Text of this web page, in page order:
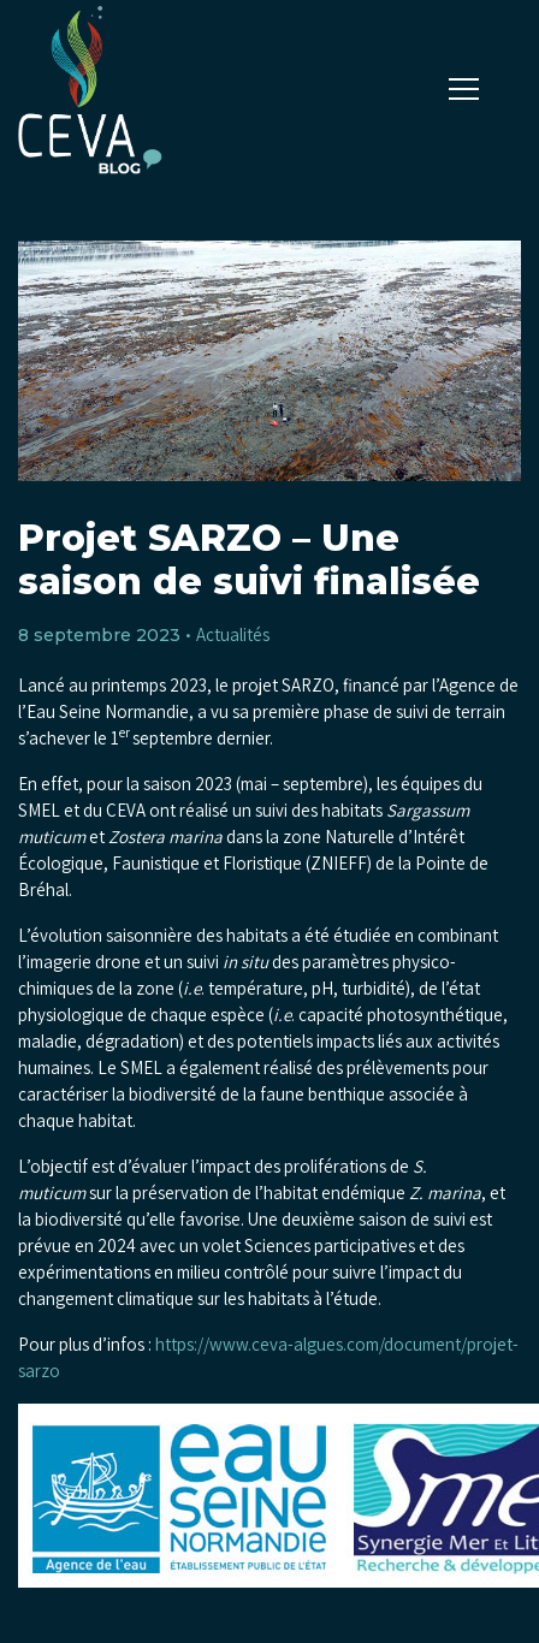
Projet SARZO – Une
saison de suivi finalisée
8 septembre 2023 • Actualités
Lancé au printemps 2023, le projet SARZO, financé par l’Agence de
l’Eau Seine Normandie, a vu sa première phase de suivi de terrain
s’achever le 1erseptembre dernier.
En effet, pour la saison 2023 (mai – septembre), les équipes du
SMEL et du CEVA ont réalisé un suivi des habitats Sargassum
muticumetZostera marinadans la zone Naturelle d’Intérêt
Écologique, Faunistique et Floristique (ZNIEFF) de la Pointe de
Bréhal.
L’évolution saisonnière des habitats a été étudiée en combinant
l’imagerie drone et un suivi in situdes paramètres physico-
chimiques de la zone (i.e. température, pH, turbidité), de l’état
physiologique de chaque espèce (i.e. capacité photosynthétique,
maladie, dégradation) et des potentiels impacts liés aux activités
humaines. Le SMEL a également réalisé des prélèvements pour
caractériser la biodiversité de la faune benthique associée à
chaque habitat.
L’objectif est d’évaluer l’impact des proliférations de S.
muticumsur la préservation de l’habitat endémique Z. marina, et
la biodiversité qu’elle favorise. Une deuxième saison de suivi est
prévue en 2024 avec un volet Sciences participatives et des
expérimentations en milieu contrôlé pour suivre l’impact du
changement climatique sur les habitats à l’étude.
Pour plus d’infos : https://www.ceva-algues.com/document/projet-
sarzo